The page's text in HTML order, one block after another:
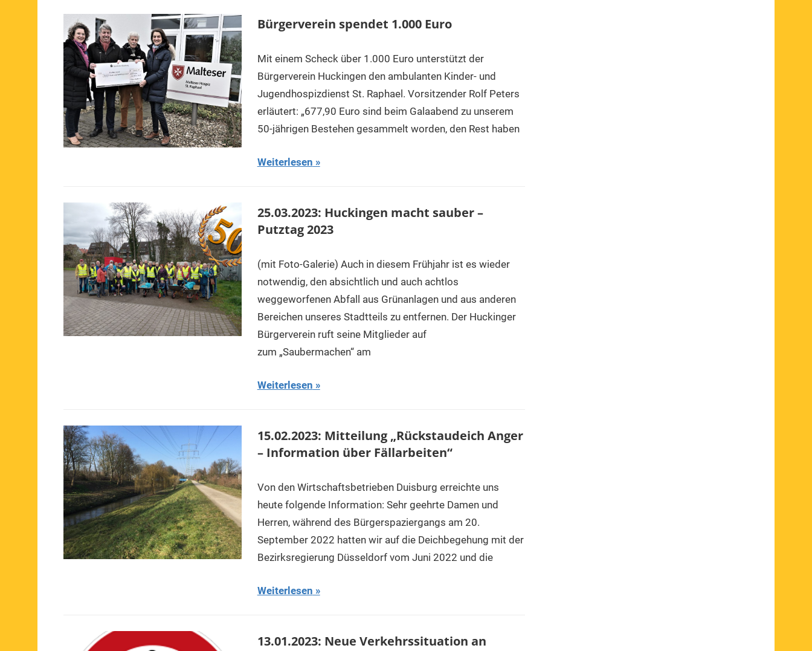
Bürgerverein spendet 1.000 Euro
Mit einem Scheck über 1.000 Euro unterstützt der
Bürgerverein Huckingen den ambulanten Kinder- und
Jugendhospizdienst St. Raphael. Vorsitzender Rolf Peters
erläutert: „677,90 Euro sind beim Galaabend zu unserem
50-jährigen Bestehen gesammelt worden, den Rest haben
Weiterlesen
25.03.2023: Huckingen macht sauber –
Putztag 2023
(mit Foto-Galerie) Auch in diesem Frühjahr ist es wieder
notwendig, den absichtlich und auch achtlos
weggeworfenen Abfall aus Grünanlagen und aus anderen
Bereichen unseres Stadtteils zu entfernen. Der Huckinger
Bürgerverein ruft seine Mitglieder auf
zum „Saubermachen“ am
Weiterlesen
15.02.2023: Mitteilung „Rückstaudeich Anger
– Information über Fällarbeiten“
Von den Wirtschaftsbetrieben Duisburg erreichte uns
heute folgende Information: Sehr geehrte Damen und
Herren, während des Bürgerspaziergangs am 20.
September 2022 hatten wir auf die Deichbegehung mit der
Bezirksregierung Düsseldorf vom Juni 2022 und die
Weiterlesen
13.01.2023: Neue Verkehrssituation an